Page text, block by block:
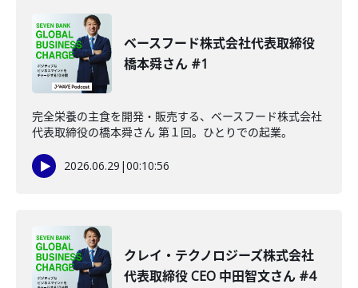
ベースフード株式会社代表取締役
橋本舜さん #1
完全栄養の主食を開発・販売する、ベースフード株式会社
代表取締役の橋本舜さん 第１回。ひとりでの起業。
2026.06.29 |00:10:56
クレイ・テクノロジーズ株式会社
代表取締役 CEO 中田智文さん #4